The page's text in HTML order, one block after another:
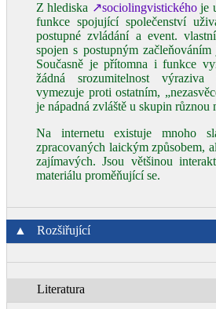
Z hlediska ↗sociolingvistickéhoje
funkce spojující společenství
postupné zvládání a event.
spojen s postupným
Současně je přítomna i funkce
žádná srozumitelnost
vymezuje proti ostatním,
je nápadná zvláště u skupin různou
Na internetu existuje mnoho
zpracovaných laickým způsobem,
zajímavých. Jsou většinou
materiálu proměňující se.
▲ Rozšiřující
Literatura